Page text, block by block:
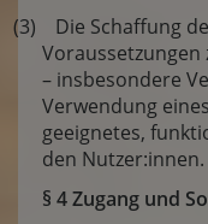
(3) Die Schaffung
– insbesondere
Verwendung
geeignetes,
den Nutzer:innen.
§ 4 Zugang und